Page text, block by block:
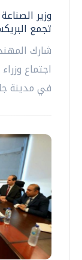
وزير
تجمع
شارك
اجتماع
في مدينة